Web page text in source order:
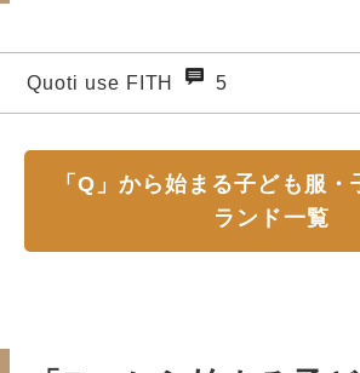
Quoti use FITH 5
「Q」から始まる子ども服
ランド一覧